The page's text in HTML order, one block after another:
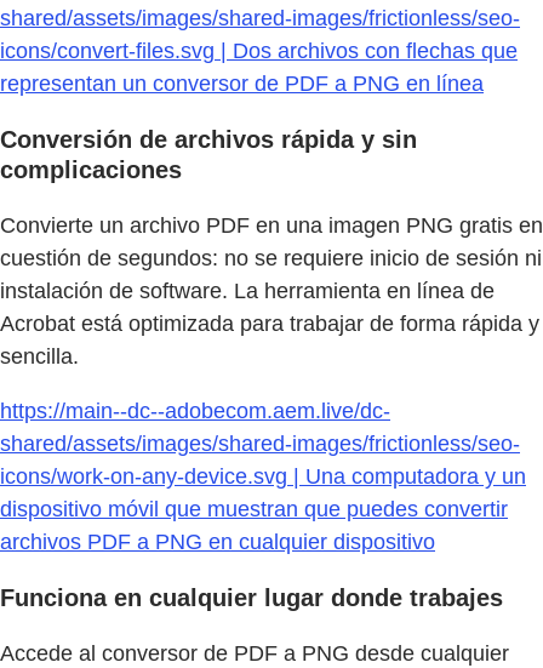
shared/assets/images/shared-images/frictionless/seo-
icons/convert-files.svg | Dos archivos con flechas que
representan un conversor de PDF a PNG en línea
Conversión de archivos rápida y sin
complicaciones
Convierte un archivo PDF en una imagen PNG gratis en
cuestión de segundos: no se requiere inicio de sesión ni
instalación de software. La herramienta en línea de
Acrobat está optimizada para trabajar de forma rápida y
sencilla.
https://main--dc--adobecom.aem.live/dc-
shared/assets/images/shared-images/frictionless/seo-
icons/work-on-any-device.svg | Una computadora y un
dispositivo móvil que muestran que puedes convertir
archivos PDF a PNG en cualquier dispositivo
Funciona en cualquier lugar donde trabajes
Accede al conversor de PDF a PNG desde cualquier